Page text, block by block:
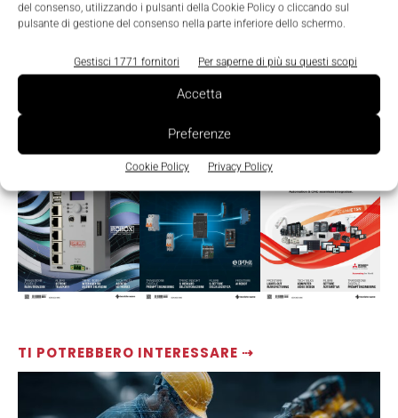
del consenso, utilizzando i pulsanti della Cookie Policy o cliccando sul
pulsante di gestione del consenso nella parte inferiore dello schermo.
Gestisci 1771 fornitori Per saperne di più su questi scopi
Accetta
Preferenze
Cookie Policy Privacy Policy
TI POTREBBERO INTERESSARE ⇢